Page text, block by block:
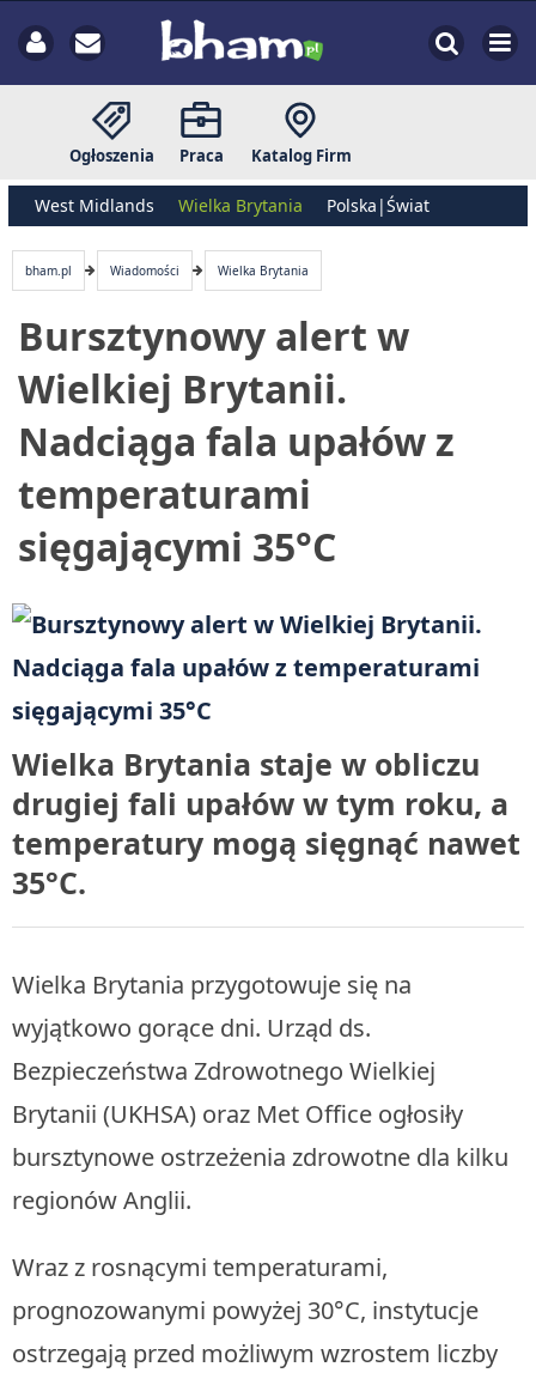
Ogłoszenia Praca Katalog Firm
West Midlands Wielka Brytania Polska|Świat
bham.pl Wiadomości Wielka Brytania
Bursztynowy alert w
Wielkiej Brytanii.
Nadciąga fala upałów z
temperaturami
sięgającymi 35°C
Wielka Brytania staje w obliczu
drugiej fali upałów w tym roku, a
temperatury mogą sięgnąć nawet
35°C.
Wielka Brytania przygotowuje się na
wyjątkowo gorące dni. Urząd ds.
Bezpieczeństwa Zdrowotnego Wielkiej
Brytanii (UKHSA) oraz Met Office ogłosiły
bursztynowe ostrzeżenia zdrowotne dla kilku
regionów Anglii.
Wraz z rosnącymi temperaturami,
prognozowanymi powyżej 30°C, instytucje
ostrzegają przed możliwym wzrostem liczby